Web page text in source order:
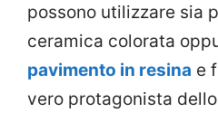
possono utilizzare sia
ceramica colorata
pavimento in resina e
vero protagonista